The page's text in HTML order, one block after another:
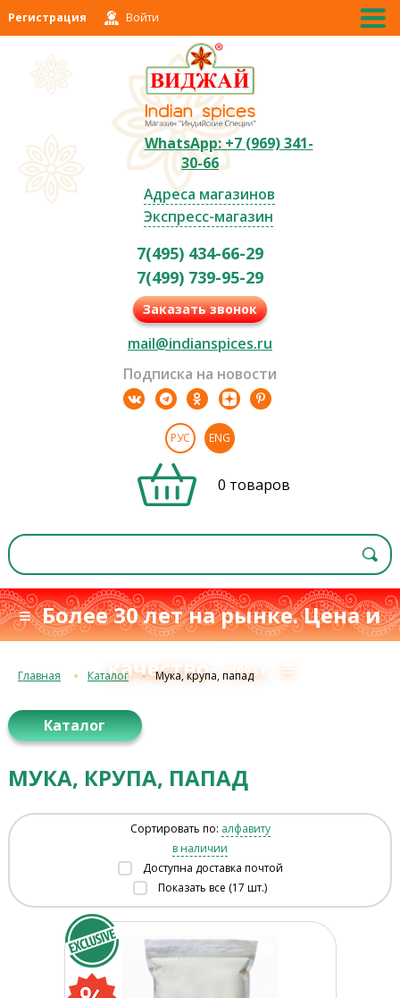
Регистрация Войти
WhatsApp: +7 (969) 341-
30-66
Адреса магазинов
Экспресс-магазин
7(495) 434-66-29
7(499) 739-95-29
Заказать звонок
mail@indianspices.ru
Подписка на новости
РУС ENG
0 товаров
≡ Более 30 лет на рынке. Цена и
качество с 1993 г. ≡
Главная Каталог Мука, крупа, папад
Каталог
МУКА, КРУПА, ПАПАД
Сортировать по: алфавиту
в наличии
Доступна доставка почтой
Показать все (17 шт.)